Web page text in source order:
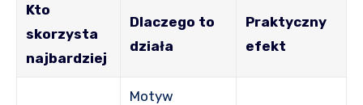
Kto
skorzysta
najbardziej
Dlaczego to
działa
Praktyczny
efekt
Motyw